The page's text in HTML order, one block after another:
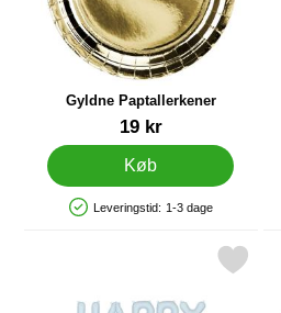
Gyldne Paptallerkener
19 kr
Køb
Produkttilgængelighed: På lager
Leveringstid: 1-3 dage
Markér happy Birthday